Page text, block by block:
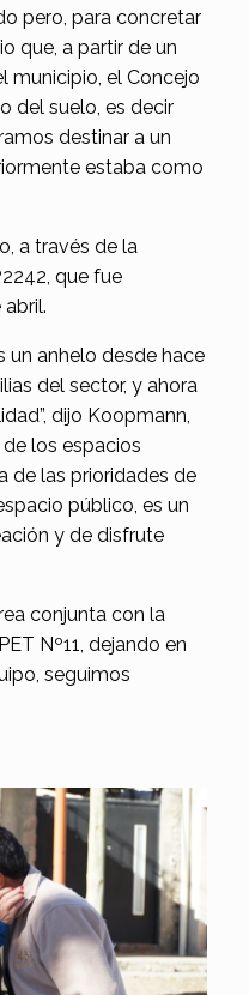
pero, para concretar
que, a partir de un
municipio, el Concejo
del suelo, es decir
destinar a un
estaba como
a través de la
que fue
un anhelo desde hace
del sector, y ahora
dijo Koopmann,
los espacios
de las prioridades de
público, es un
y de disfrute
conjunta con la
Nº11, dejando en
seguimos